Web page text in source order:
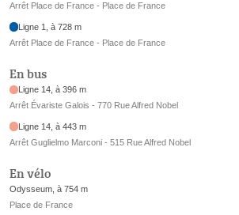
Arrêt Place de France - Place de France
Ligne 1, à 728 m
Arrêt Place de France - Place de France
En bus
Ligne 14, à 396 m
Arrêt Évariste Galois - 770 Rue Alfred Nobel
Ligne 14, à 443 m
Arrêt Guglielmo Marconi - 515 Rue Alfred Nobel
En vélo
Odysseum, à 754 m
Place de France